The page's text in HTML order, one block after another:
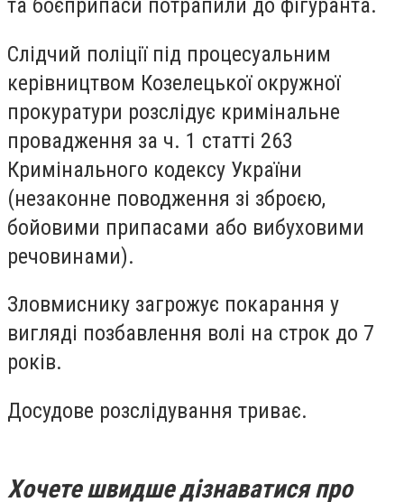
та боєприпаси потрапили до фігуранта.
Слідчий поліції під процесуальним
керівництвом Козелецької окружної
прокуратури розслідує кримінальне
провадження за ч. 1 статті 263
Кримінального кодексу України
(незаконне поводження зі зброєю,
бойовими припасами або вибуховими
речовинами).
Зловмиснику загрожує покарання у
вигляді позбавлення волі на строк до 7
років.
Досудове розслідування триває.
Хочете швидше дізнаватися про